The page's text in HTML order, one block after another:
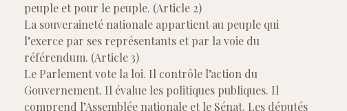
peuple et pour le peuple. (Article 2)
La souveraineté nationale appartient au peuple qui
l’exerce par ses représentants et par la voie du
référendum. (Article 3)
Le Parlement vote la loi. Il contrôle l’action du
Gouvernement. Il évalue les politiques publiques. Il
comprend l’Assemblée nationale et le Sénat. Les députés